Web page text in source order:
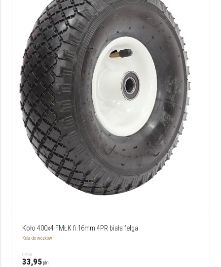
Koło 400x4 FMŁK fi 16mm 4PR biała felga
Koła do wózków
cena
33,95pln